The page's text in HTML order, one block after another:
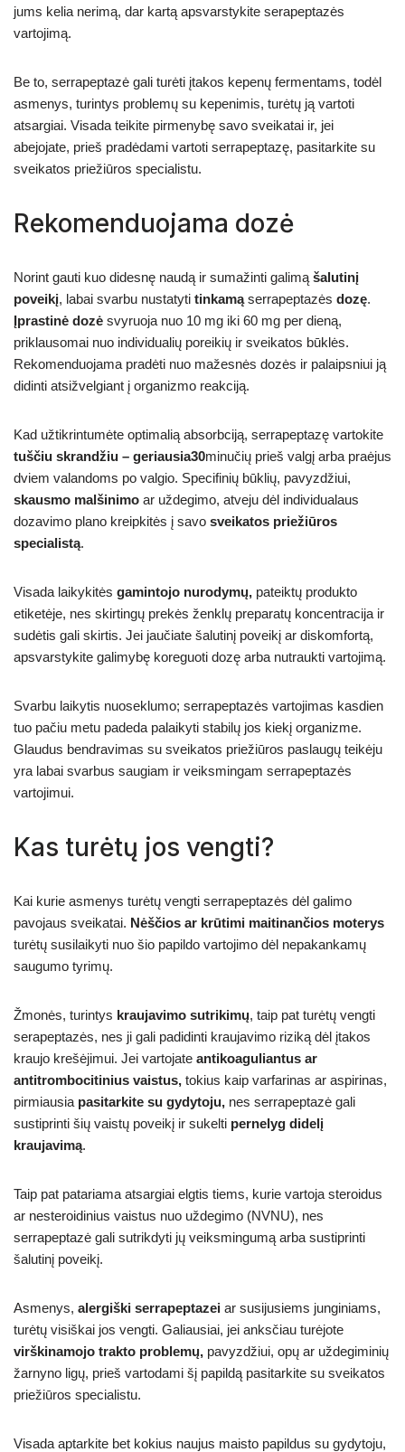
jums kelia nerimą, dar kartą apsvarstykite serapeptazės
vartojimą.
Be to, serrapeptazė gali turėti įtakos kepenų fermentams, todėl
asmenys, turintys problemų su kepenimis, turėtų ją vartoti
atsargiai. Visada teikite pirmenybę savo sveikatai ir, jei
abejojate, prieš pradėdami vartoti serrapeptazę, pasitarkite su
sveikatos priežiūros specialistu.
Rekomenduojama dozė
Norint gauti kuo didesnę naudą ir sumažinti galimą šalutinį
poveikį, labai svarbu nustatyti tinkamąserrapeptazės dozę.
Įprastinė dozė svyruoja nuo 10 mg iki 60 mg per dieną,
priklausomai nuo individualių poreikių ir sveikatos būklės.
Rekomenduojama pradėti nuo mažesnės dozės ir palaipsniui ją
didinti atsižvelgiant į organizmo reakciją.
Kad užtikrintumėte optimalią absorbciją, serrapeptazę vartokite
tuščiu skrandžiu – geriausia30minučių prieš valgį arba praėjus
dviem valandoms po valgio. Specifinių būklių, pavyzdžiui,
skausmo malšinimo ar uždegimo, atveju dėl individualaus
dozavimo plano kreipkitės į savo sveikatos priežiūros
specialistą.
Visada laikykitės gamintojo nurodymų, pateiktų produkto
etiketėje, nes skirtingų prekės ženklų preparatų koncentracija ir
sudėtis gali skirtis. Jei jaučiate šalutinį poveikį ar diskomfortą,
apsvarstykite galimybę koreguoti dozę arba nutraukti vartojimą.
Svarbu laikytis nuoseklumo; serrapeptazės vartojimas kasdien
tuo pačiu metu padeda palaikyti stabilų jos kiekį organizme.
Glaudus bendravimas su sveikatos priežiūros paslaugų teikėju
yra labai svarbus saugiam ir veiksmingam serrapeptazės
vartojimui.
Kas turėtų jos vengti?
Kai kurie asmenys turėtų vengti serrapeptazės dėl galimo
pavojaus sveikatai. Nėščios ar krūtimi maitinančios moterys
turėtų susilaikyti nuo šio papildo vartojimo dėl nepakankamų
saugumo tyrimų.
Žmonės, turintys kraujavimo sutrikimų, taip pat turėtų vengti
serapeptazės, nes ji gali padidinti kraujavimo riziką dėl įtakos
kraujo krešėjimui. Jei vartojate antikoaguliantus ar
antitrombocitinius vaistus, tokius kaip varfarinas ar aspirinas,
pirmiausia pasitarkite su gydytoju, nes serrapeptazė gali
sustiprinti šių vaistų poveikį ir sukelti pernelyg didelį
kraujavimą.
Taip pat patariama atsargiai elgtis tiems, kurie vartoja steroidus
ar nesteroidinius vaistus nuo uždegimo (NVNU), nes
serrapeptazė gali sutrikdyti jų veiksmingumą arba sustiprinti
šalutinį poveikį.
Asmenys, alergiški serrapeptazei ar susijusiems junginiams,
turėtų visiškai jos vengti. Galiausiai, jei anksčiau turėjote
virškinamojo trakto problemų, pavyzdžiui, opų ar uždegiminių
žarnyno ligų, prieš vartodami šį papildą pasitarkite su sveikatos
priežiūros specialistu.
Visada aptarkite bet kokius naujus maisto papildus su gydytoju,